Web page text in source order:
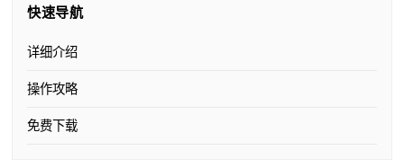
快速导航
详细介绍
操作攻略
免费下载